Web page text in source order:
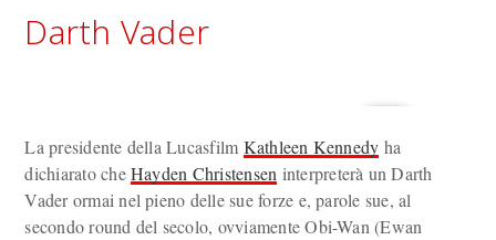
Darth Vader
La presidente della Lucasfilm Kathleen Kennedy ha
dichiarato cheHayden Christensen interpreterà un Darth
Vader ormai nel pieno delle sue forze e, parole sue, al
secondo round del secolo, ovviamente Obi-Wan (Ewan